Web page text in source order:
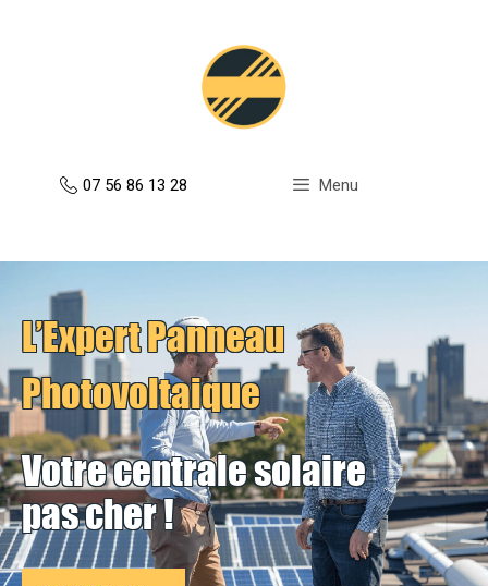
07 56 86 13 28 Menu
L’Expert Panneau
Photovoltaique
Votre centrale solaire
pas cher !